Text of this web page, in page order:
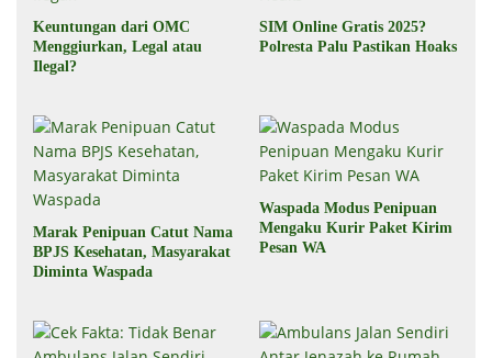
Keuntungan dari OMC
Menggiurkan, Legal atau
Ilegal?
SIM Online Gratis 2025?
Polresta Palu Pastikan Hoaks
Marak Penipuan Catut Nama
BPJS Kesehatan, Masyarakat
Diminta Waspada
Waspada Modus Penipuan
Mengaku Kurir Paket Kirim
Pesan WA